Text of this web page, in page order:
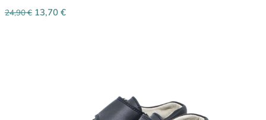
24,90€ 13,70 €